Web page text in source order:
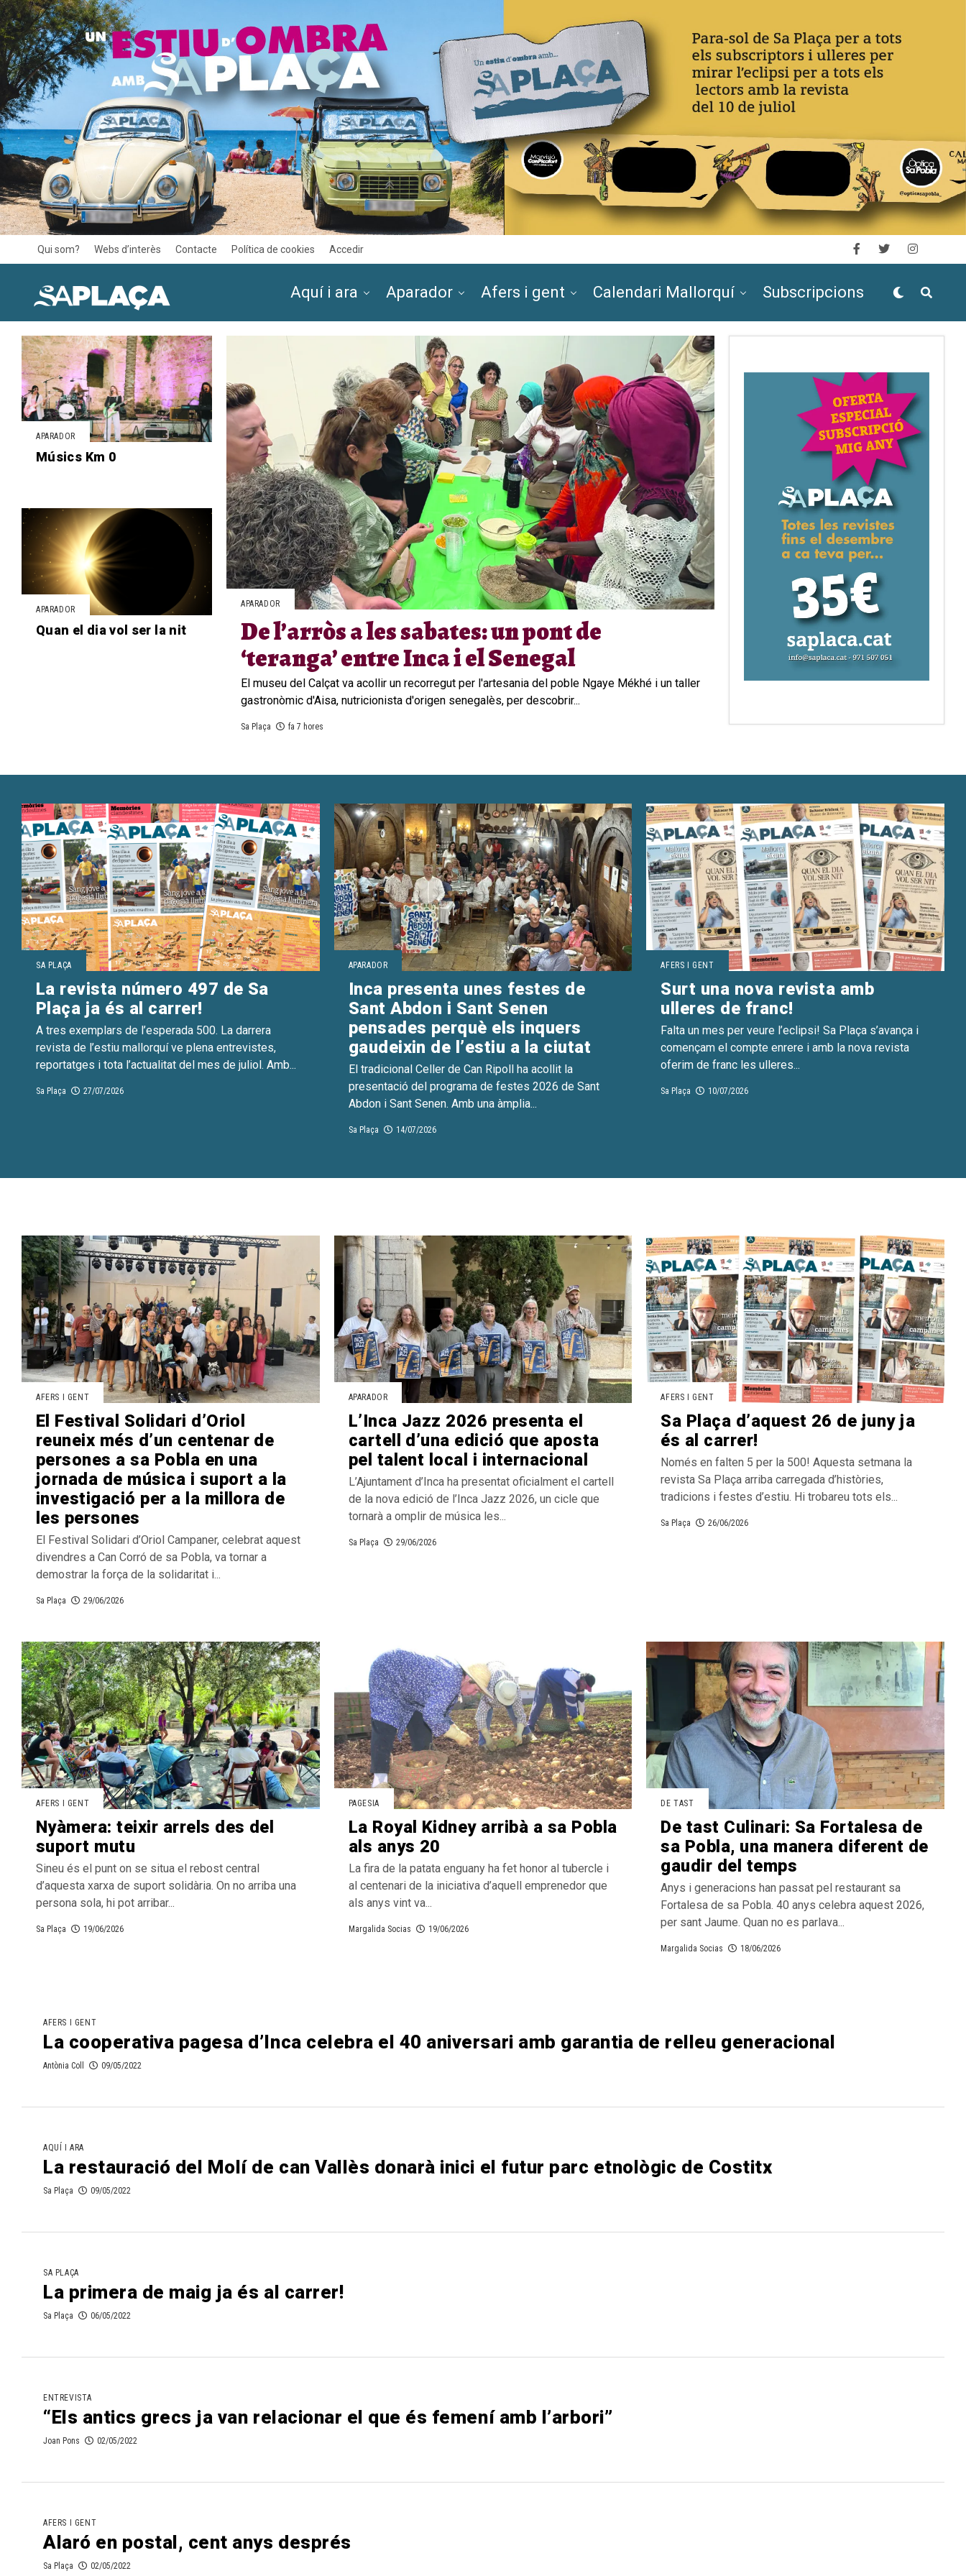
Qui som? Webs d’interès Contacte Política de cookies Accedir
Aquí i ara Aparador Afers i gent Calendari Mallorquí Subscripcions
APARADOR
De l’arròs a les sabates: un pont de
‘teranga’ entre Inca i el Senegal
El museu del Calçat va acollir un recorregut per l'artesania del poble Ngaye Mékhé i un taller
gastronòmic d'Aisa, nutricionista d'origen senegalès, per descobrir...
Sa Plaça fa 7 hores
APARADOR
Músics Km 0
APARADOR
Quan el dia vol ser la nit
SA PLAÇA
La revista número 497 de Sa
Plaça ja és al carrer!
A tres exemplars de l’esperada 500. La darrera
revista de l’estiu mallorquí ve plena entrevistes,
reportatges i tota l’actualitat del mes de juliol. Amb...
Sa Plaça 27/07/2026
APARADOR
Inca presenta unes festes de
Sant Abdon i Sant Senen
pensades perquè els inquers
gaudeixin de l’estiu a la ciutat
El tradicional Celler de Can Ripoll ha acollit la
presentació del programa de festes 2026 de Sant
Abdon i Sant Senen. Amb una àmplia...
Sa Plaça 14/07/2026
AFERS I GENT
Surt una nova revista amb
ulleres de franc!
Falta un mes per veure l’eclipsi! Sa Plaça s’avança i
començam el compte enrere i amb la nova revista
oferim de franc les ulleres...
Sa Plaça 10/07/2026
AFERS I GENT
El Festival Solidari d’Oriol
reuneix més d’un centenar de
persones a sa Pobla en una
jornada de música i suport a la
investigació per a la millora de
les persones
El Festival Solidari d’Oriol Campaner, celebrat aquest
divendres a Can Corró de sa Pobla, va tornar a
demostrar la força de la solidaritat i...
Sa Plaça 29/06/2026
APARADOR
L’Inca Jazz 2026 presenta el
cartell d’una edició que aposta
pel talent local i internacional
L’Ajuntament d’Inca ha presentat oficialment el cartell
de la nova edició de l’Inca Jazz 2026, un cicle que
tornarà a omplir de música les...
Sa Plaça 29/06/2026
AFERS I GENT
Sa Plaça d’aquest 26 de juny ja
és al carrer!
Només en falten 5 per la 500! Aquesta setmana la
revista Sa Plaça arriba carregada d’històries,
tradicions i festes d’estiu. Hi trobareu tots els...
Sa Plaça 26/06/2026
AFERS I GENT
Nyàmera: teixir arrels des del
suport mutu
Sineu és el punt on se situa el rebost central
d’aquesta xarxa de suport solidària. On no arriba una
persona sola, hi pot arribar...
Sa Plaça 19/06/2026
PAGESIA
La Royal Kidney arribà a sa Pobla
als anys 20
La fira de la patata enguany ha fet honor al tubercle i
al centenari de la iniciativa d’aquell emprenedor que
als anys vint va...
Margalida Socias 19/06/2026
DE TAST
De tast Culinari: Sa Fortalesa de
sa Pobla, una manera diferent de
gaudir del temps
Anys i generacions han passat pel restaurant sa
Fortalesa de sa Pobla. 40 anys celebra aquest 2026,
per sant Jaume. Quan no es parlava...
Margalida Socias 18/06/2026
AFERS I GENT
La cooperativa pagesa d’Inca celebra el 40 aniversari amb garantia de relleu generacional
Antònia Coll 09/05/2022
AQUÍ I ARA
La restauració del Molí de can Vallès donarà inici el futur parc etnològic de Costitx
Sa Plaça 09/05/2022
SA PLAÇA
La primera de maig ja és al carrer!
Sa Plaça 06/05/2022
ENTREVISTA
“Els antics grecs ja van relacionar el que és femení amb l’arbori”
Joan Pons 02/05/2022
AFERS I GENT
Alaró en postal, cent anys després
Sa Plaça 02/05/2022